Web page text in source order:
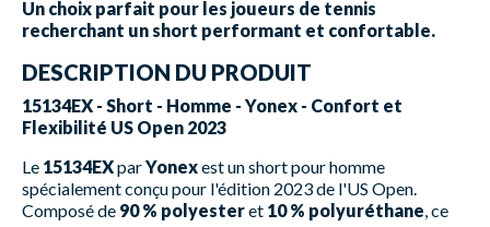
Un choix parfait pour les joueurs de tennis
recherchant un short performant et confortable.
DESCRIPTION DU PRODUIT
15134EX - Short - Homme - Yonex - Confort et
Flexibilité US Open 2023
Le 15134EXparYonexest un short pour homme
spécialement conçu pour l'édition 2023 de l'US Open.
Composé de 90 % polyesteret 10 % polyuréthane , ce